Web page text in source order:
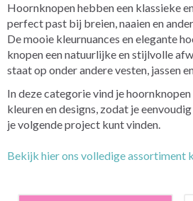
Hoornknopen hebben een klassieke
perfect past bij breien, naaien en
De mooie kleurnuances en elegante
knopen een natuurlijke en stijlvolle
staat op onder andere vesten, jassen
In deze categorie vind je
kleuren en designs, zodat je
je volgende project kunt vinden.
Bekijk hier ons volledige assortiment